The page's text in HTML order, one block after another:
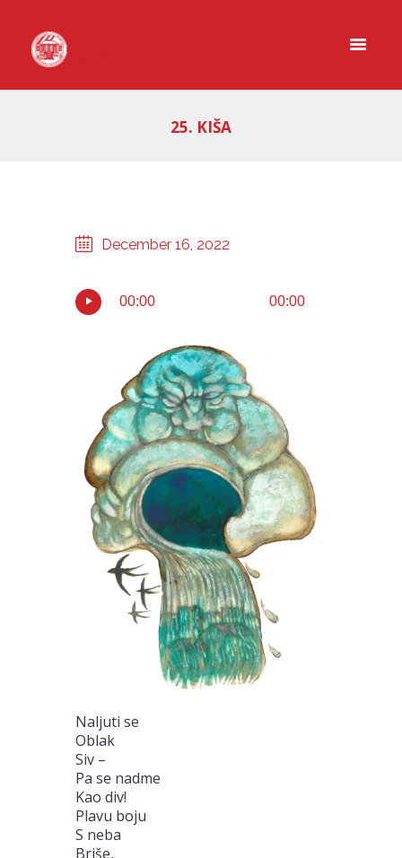
25. KIŠA
December 16, 2022
00:00 00:00
Naljuti se
Oblak
Siv –
Pa se nadme
Kao div!
Plavu boju
S neba
Briše,